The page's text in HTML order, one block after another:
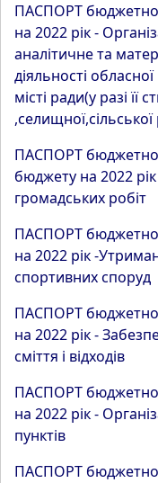
ПАСПОРТ
на 2022 рік -
аналітичне та
діяльності
місті ради(у разі її
ПАСПОРТ
бюджету на 2022
громадських робіт
ПАСПОРТ
на 2022 рік -
спортивних споруд
ПАСПОРТ
на 2022 рік -
сміття і відходів
ПАСПОРТ
на 2022 рік -
пунктів
ПАСПОРТ